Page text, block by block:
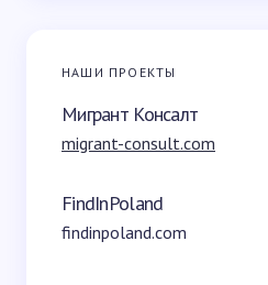
НАШИ ПРОЕКТЫ
Мигрант Консалт
migrant-consult.com
FindInPoland
findinpoland.com